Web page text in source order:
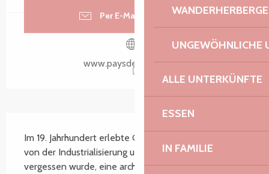
UNGEWÖHNLICHE
ALLE UNTERKÜNFTE
ESSEN
IN FAMILIE
Per E-Mail kontaktieren
www.paysdemorlaix.com
Im 19. Jahrhundert erlebte Guerlesquin, obwohl es
von der Industrialisierung und den Eisenbahnlinien
vergessen wurde, eine architektonische Erneuerung: